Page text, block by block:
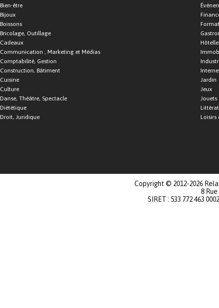
Bien-être
Bijoux
Boissons
Bricolage, Outillage
Cadeaux
Communication , Marketing et Médias
Comptabilité, Gestion
Construction, Bâtiment
Cuisine
Culture
Danse, Théâtre, Spectacle
Diététique
Droit, Juridique
Jardin
Jeux
Jouets
Loisirs
Copyright © 2012-2026
8
SIRET : 533 772 463